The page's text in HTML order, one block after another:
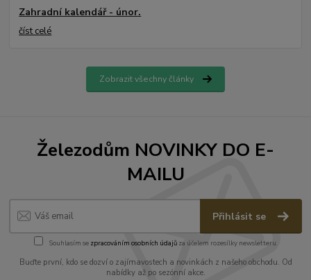
Zahradní kalendář - únor.
číst celé
Zobrazit všechny články
Železodům NOVINKY DO E-
MAILU
Přihlásit se
Souhlasím se zpracováním osobních údajůza účelem rozesílky newsletteru.
Buďte první, kdo se dozví o zajímavostech a novinkách z našeho obchodu. Od
nabídky až po sezónní akce.